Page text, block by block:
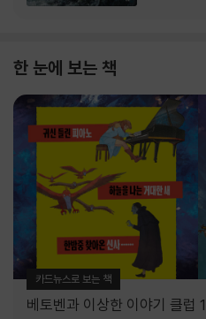
한 눈에 보는 책
카드뉴스로 보는 책
베토벤과 이상한 이야기 클럽 1